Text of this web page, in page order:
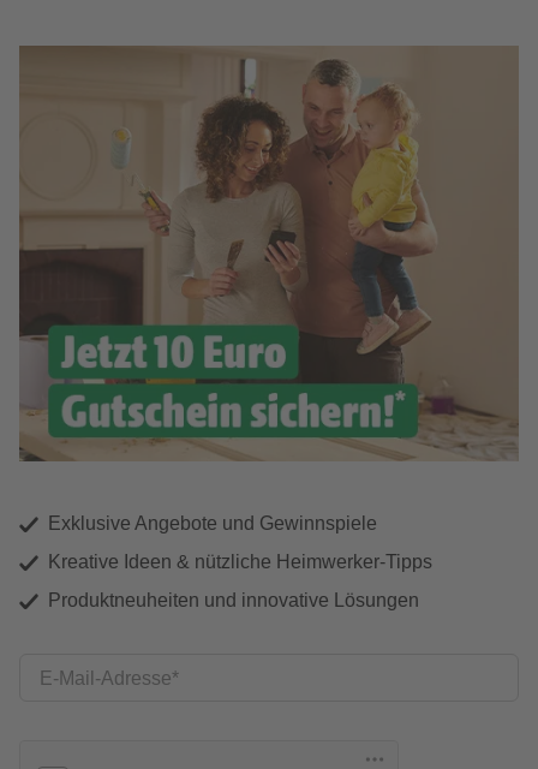
Exklusive Angebote und Gewinnspiele
Kreative Ideen & nützliche Heimwerker-Tipps
Produktneuheiten und innovative Lösungen
E-Mail-Adresse